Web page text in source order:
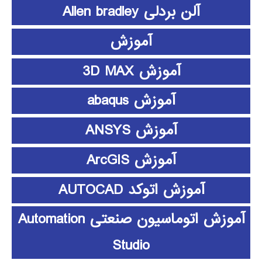
آلن بردلی Allen bradley
آموزش
آموزش 3D MAX
آموزش abaqus
آموزش ANSYS
آموزش ArcGIS
آموزش اتوکد AUTOCAD
آموزش اتوماسیون صنعتی Automation
Studio